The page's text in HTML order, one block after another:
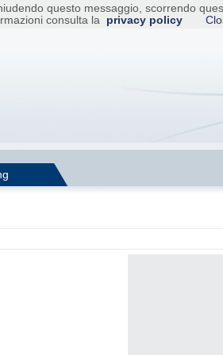
questo messaggio, scorrendo
consulta la
privacy policy